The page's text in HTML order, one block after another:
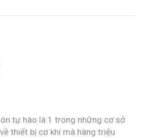
tự hào là 1 trong những cơ sở
thiết bị cơ khí mà hàng triệu